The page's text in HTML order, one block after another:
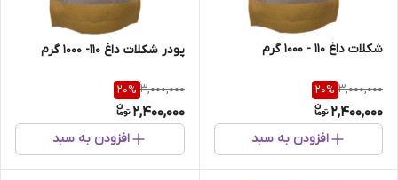
شکلات داغ 110 - 1000 گرم
3,000,000
20%
2,400,000
افزودن به سبد
پودر شکلات داغ 110- 1000 گرم
3,000,000
20%
2,400,000
افزودن به سبد